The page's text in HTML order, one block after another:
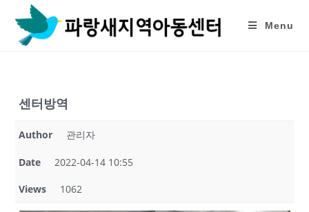
content
Menu
센터방역
Author 관리자
Date 2022-04-14 10:55
Views 1062